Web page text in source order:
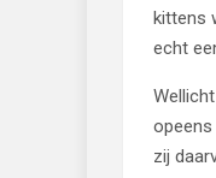
kittens
echt
opeens
zij